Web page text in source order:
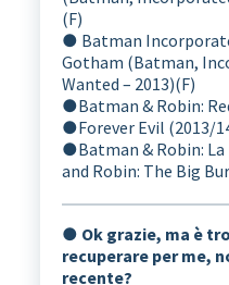
(F)
● Batman
Gotham (Batman,
Wanted – 2013)(F)
●Batman & Robin:
●Forever Evil (2013/
●Batman & Robin:
and Robin: The Big
● Ok grazie, ma è
recuperare per me,
recente?